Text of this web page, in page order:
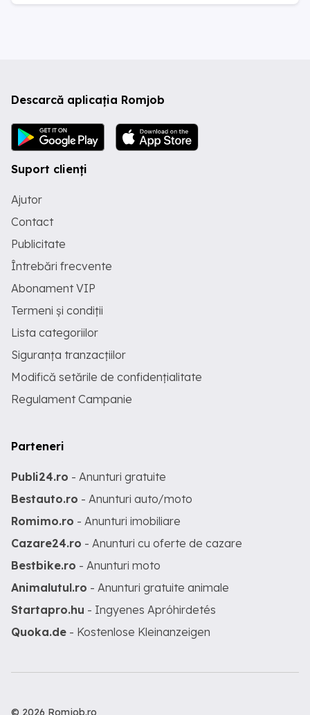
Descarcă aplicația Romjob
Suport clienți
Ajutor
Contact
Publicitate
Întrebări frecvente
Abonament VIP
Termeni și condiții
Lista categoriilor
Siguranța tranzacțiilor
Modifică setările de confidențialitate
Regulament Campanie
Parteneri
Publi24.ro - Anunturi gratuite
Bestauto.ro - Anunturi auto/moto
Romimo.ro - Anunturi imobiliare
Cazare24.ro - Anunturi cu oferte de cazare
Bestbike.ro - Anunturi moto
Animalutul.ro - Anunturi gratuite animale
Startapro.hu - Ingyenes Apróhirdetés
Quoka.de - Kostenlose Kleinanzeigen
© 2026 Romjob.ro